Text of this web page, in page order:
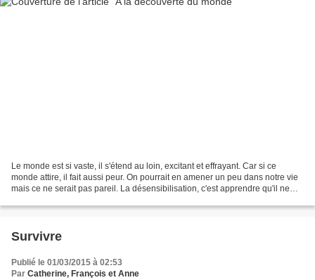
Le monde est si vaste, il s'étend au loin, excitant et effrayant. Car si ce
monde attire, il fait aussi peur. On pourrait en amener un peu dans notre vie
mais ce ne serait pas pareil. La désensibilisation, c'est apprendre qu'il ne
Survivre
Publié le 01/03/2015 à 02:53
Par Catherine, François et Anne